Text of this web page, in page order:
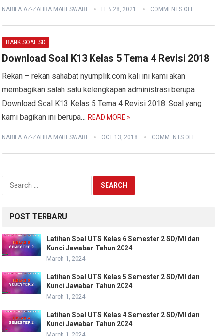
NABILA AZ-ZAHRA MAHESWARI FEB 28, 2021 COMMENTS OFF
BANK SOAL SD
Download Soal K13 Kelas 5 Tema 4 Revisi 2018
Rekan – rekan sahabat nyumplik.com kali ini kami akan
membagikan salah satu kelengkapan administrasi berupa
Download Soal K13 Kelas 5 Tema 4 Revisi 2018. Soal yang
kami bagikan ini berupa…READ MORE »
NABILA AZ-ZAHRA MAHESWARI OCT 13, 2018 COMMENTS OFF
Search
for:
POST TERBARU
Latihan Soal UTS Kelas 6 Semester 2 SD/MI dan
Kunci Jawaban Tahun 2024
March 1, 2024
Latihan Soal UTS Kelas 5 Semester 2 SD/MI dan
Kunci Jawaban Tahun 2024
March 1, 2024
Latihan Soal UTS Kelas 4 Semester 2 SD/MI dan
Kunci Jawaban Tahun 2024
March 1, 2024